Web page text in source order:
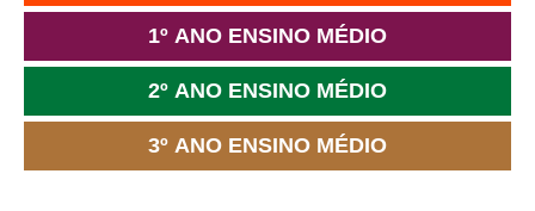
1º ANO ENSINO MÉDIO
2º ANO ENSINO MÉDIO
3º ANO ENSINO MÉDIO